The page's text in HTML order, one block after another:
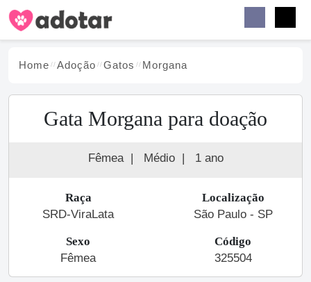
Home Adoção Gatos Morgana
Gata Morgana para doação
Fêmea | Médio | 1 ano
Raça
SRD-ViraLata
Localização
São Paulo - SP
Sexo
Fêmea
Código
325504